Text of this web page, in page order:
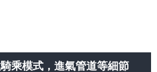
乘模式，進氣管道等細節